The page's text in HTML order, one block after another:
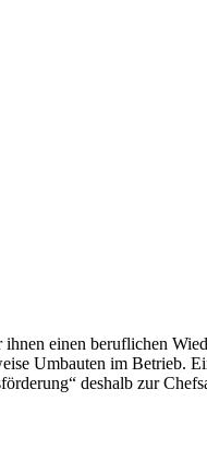
einen beruflichen
Umbauten im Betrieb.
deshalb zur